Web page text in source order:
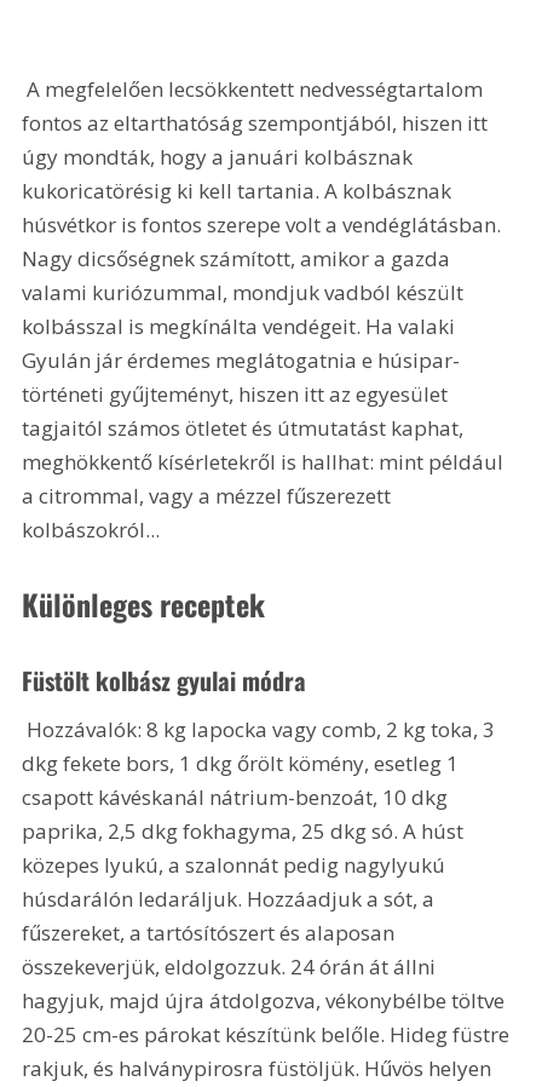
A megfelelően lecsökkentett nedvességtartalom
fontos az eltarthatóság szempontjából, hiszen itt
úgy mondták, hogy a januári kolbásznak
kukoricatörésig ki kell tartania. A kolbásznak
húsvétkor is fontos szerepe volt a vendéglátásban.
Nagy dicsőségnek számított, amikor a gazda
valami kuriózummal, mondjuk vadból készült
kolbásszal is megkínálta vendégeit. Ha valaki
Gyulán jár érdemes meglátogatnia e húsipar-
történeti gyűjteményt, hiszen itt az egyesület
tagjaitól számos ötletet és útmutatást kaphat,
meghökkentő kísérletekről is hallhat: mint például
a citrommal, vagy a mézzel fűszerezett
kolbászokról...
Különleges receptek
Füstölt kolbász gyulai módra
dkg fekete bors, 1 dkg őrölt kömény, esetleg 1
csapott kávéskanál nátrium-benzoát, 10 dkg
paprika, 2,5 dkg fokhagyma, 25 dkg só. A húst
közepes lyukú, a szalonnát pedig nagylyukú
húsdarálón ledaráljuk. Hozzáadjuk a sót, a
fűszereket, a tartósítószert és alaposan
összekeverjük, eldolgozzuk. 24 órán át állni
hagyjuk, majd újra átdolgozva, vékonybélbe töltve
20-25 cm-es párokat készítünk belőle. Hideg füstre
rakjuk, és halványpirosra füstöljük. Hűvös helyen